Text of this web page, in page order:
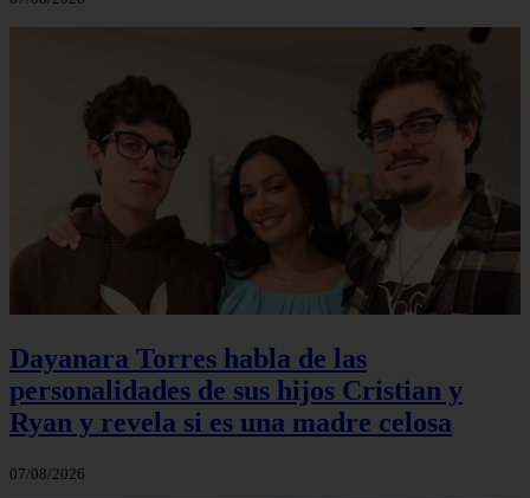
Dayanara Torres habla de las
personalidades de sus hijos Cristian y
Ryan y revela si es una madre celosa
07/08/2026